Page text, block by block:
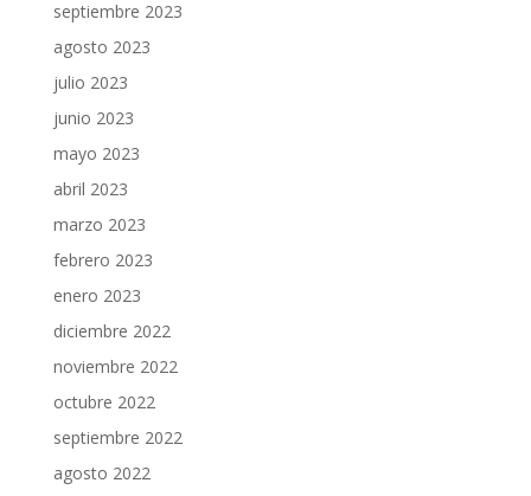
septiembre 2023
agosto 2023
julio 2023
junio 2023
mayo 2023
abril 2023
marzo 2023
febrero 2023
enero 2023
diciembre 2022
noviembre 2022
octubre 2022
septiembre 2022
agosto 2022